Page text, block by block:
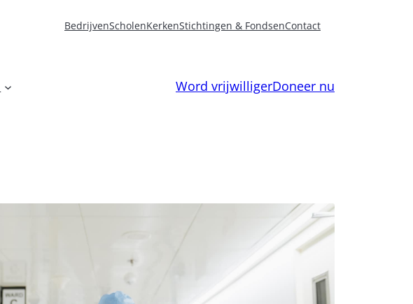
BedrijvenScholenKerkenStichtingen & FondsenContact
Word vrijwilligerDoneer nu